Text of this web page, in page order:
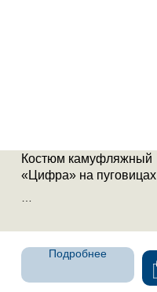
Костюм камуфляжный
«Цифра» на пуговицах
Подробнее